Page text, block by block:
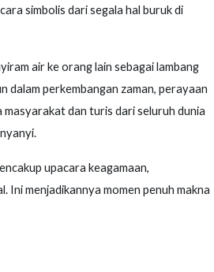
simbolis dari segala hal buruk di
air ke orang lain sebagai lambang
dalam perkembangan zaman, perayaan
masyarakat dan turis dari seluruh dunia
upacara keagamaan,
Ini menjadikannya momen penuh makna